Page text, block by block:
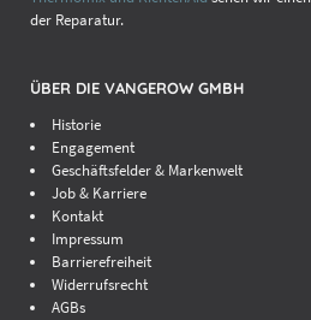
der Reparatur.
ÜBER DIE VANGEROW GMBH
Historie
Engagement
Geschäftsfelder & Markenwelt
Job & Karriere
Kontakt
Impressum
Barrierefreiheit
Widerrufsrecht
AGBs